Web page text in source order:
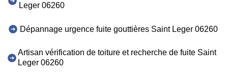
Leger 06260
Dépannage urgence fuite gouttières Saint Leger 06260
Artisan vérification de toiture et recherche de fuite Saint
Leger 06260